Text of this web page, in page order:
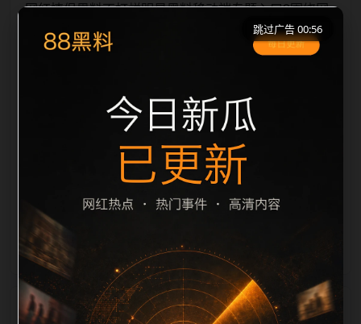
网红情侣黑料不打烊明星黑料移动端专题入口2围绕网
红情侣黑料不打烊和明星黑料展开，适合移动端用户在
短时间内理解页面主题、入口路径和延伸阅读方向。本
一致，减少无关词堆砌，避免同一批页面出现高度重
复。从搜索体验看，用户通常先看标题是否明确，再看
摘要是否说明更新范围，随后通过栏目入口继续浏览同
类内容。因此本页保留面包屑、同类推荐、热门推荐、
上一篇下一篇和 sitemap 入口，让重要页面点击深度控
制在三次以内。后续更新会围绕明星黑料持续补充新内
容，每次新增保持少量、稳定、相关
栏目内容归集
跳过广告 00:56